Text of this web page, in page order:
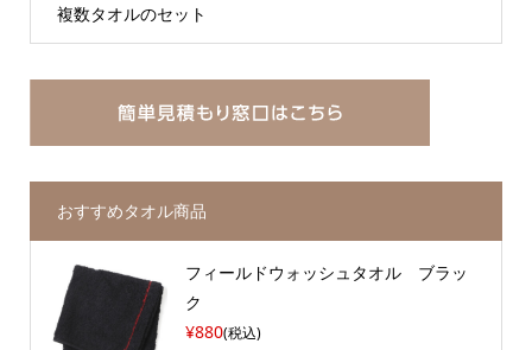
複数タオルのセット
おすすめタオル商品
フィールドウォッシュタオル ブラッ
ク
¥880(税込)